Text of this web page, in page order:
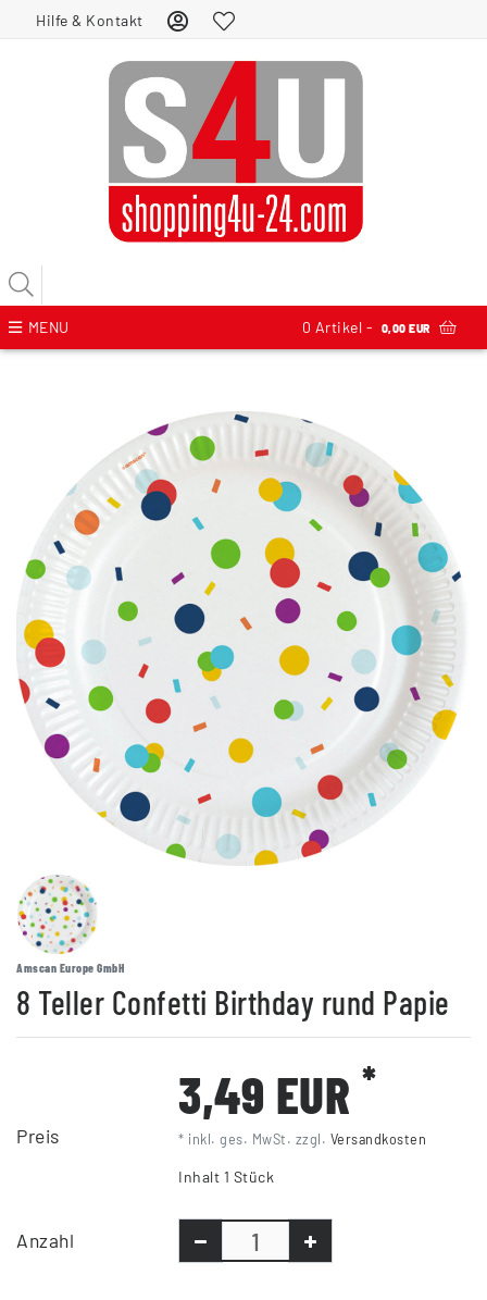
Hilfe & Kontakt
MENU 0 Artikel - 0,00 EUR
Amscan Europe GmbH
8 Teller Confetti Birthday rund Papie
Preis
3,49 EUR *
* inkl. ges. MwSt. zzgl. Versandkosten
Inhalt 1 Stück
Anzahl